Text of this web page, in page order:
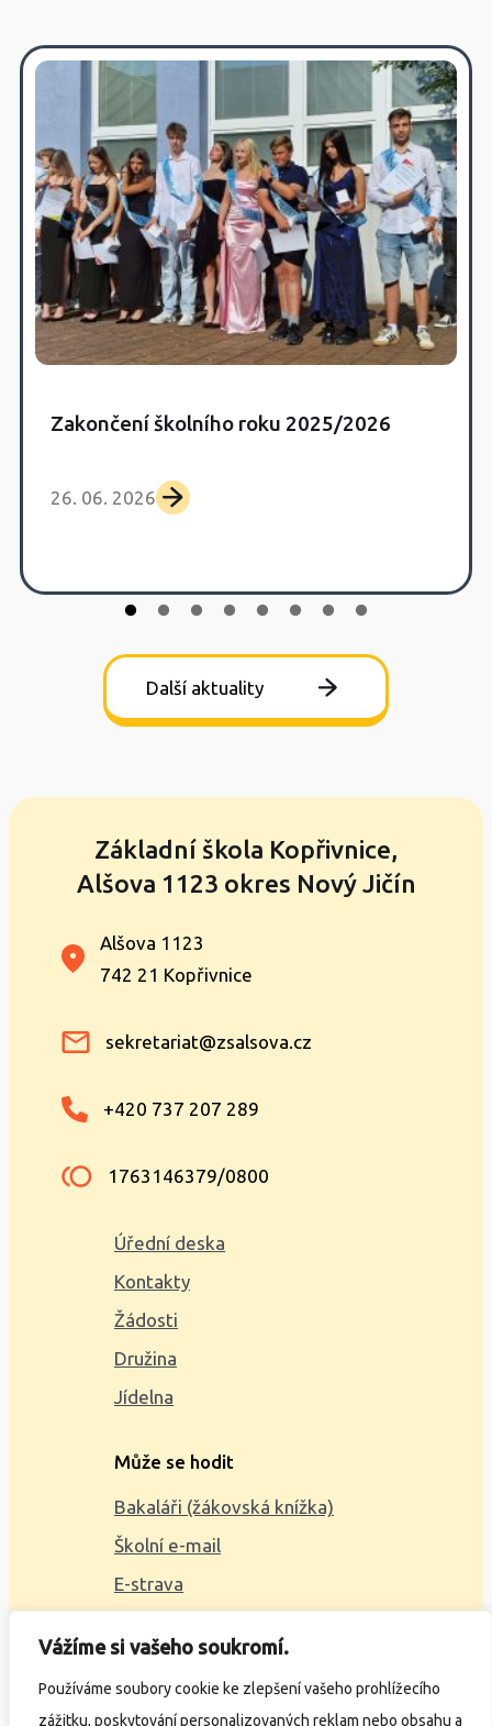
Vážíme si vašeho soukromí.
Používáme soubory cookie ke zlepšení vašeho prohlížecího
zážitku, poskytování personalizovaných reklam nebo obsahu a
Zakončení školního roku 2025/2026
26. 06. 2026
Další aktuality
Základní škola Kopřivnice,
Alšova 1123 okres Nový Jičín
Alšova 1123
742 21 Kopřivnice
sekretariat@zsalsova.cz
+420 737 207 289
1763146379/0800
Úřední deska
Kontakty
Žádosti
Družina
Jídelna
Může se hodit
Bakaláři (žákovská knížka)
Školní e-mail
E-strava
2023 © ZŠ Alšova, vytvořilWčil.cz